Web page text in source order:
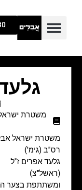
משטרת
משטרת ישראל
רס"ב (גימ')
גלעד אפרים ז"ל
(ראשל"צ)
ומשתתפת בצער